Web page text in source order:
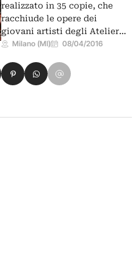
realizzato in 35 copie, che
racchiude le opere dei
giovani artisti degli Atelier…
Milano (MI) 08/04/2016
Xsu LinkedIn
Condividi su Pinterest
Condividi su WhatsApp
Condividi su Email